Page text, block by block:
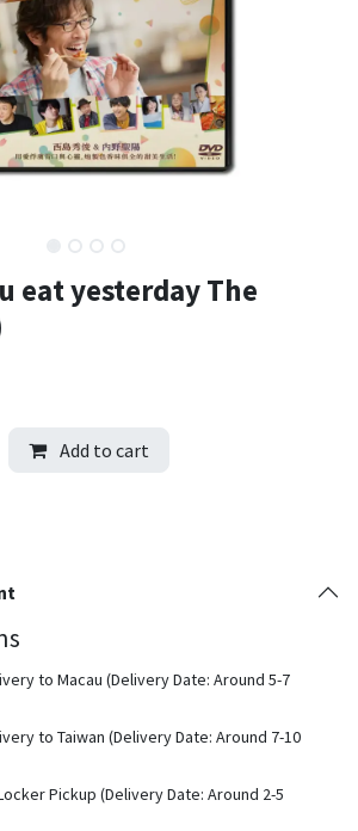
eat yesterday The
Add to cart
to Macau (Delivery Date: Around 5-7
to Taiwan (Delivery Date: Around 7-10
Pickup (Delivery Date: Around 2-5